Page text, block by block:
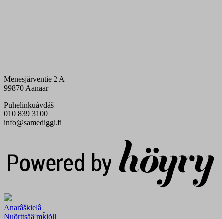
Menesjärventie 2 A
99870 Aanaar
Puhelinkuávdáš
010 839 3100
info@samediggi.fi
Anarâškielâ
Nuõrttsääʹmǩiõll